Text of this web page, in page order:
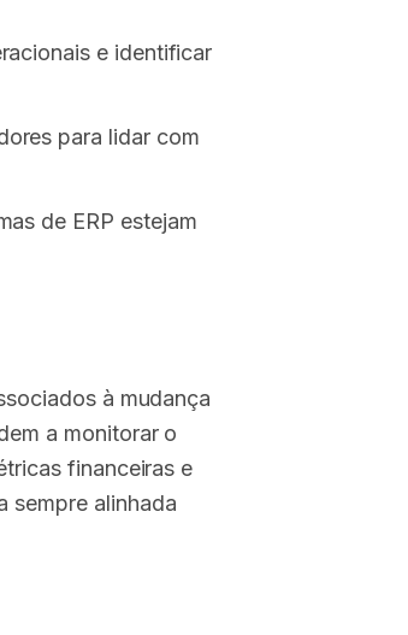
e identificar
para lidar com
de ERP estejam
à mudança
a monitorar o
financeiras e
sempre alinhada